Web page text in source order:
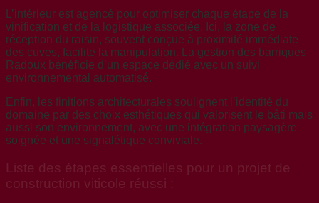
L’intérieur est agencé pour optimiser chaque étape de la
vinification et de la logistique associée. Ici, la zone de
réception du raisin, souvent conçue à proximité immédiate
des cuves, facilite la manipulation. La gestion des barriques
Radoux bénéficie d’un espace dédié avec un suivi
environnemental automatisé.
Enfin, les finitions architecturales soulignent l’identité du
domaine par des choix esthétiques qui valorisent le bâti mais
aussi son environnement, avec une intégration paysagère
soignée et une signalétique conviviale.
Liste des étapes essentielles pour un projet de
construction viticole réussi :